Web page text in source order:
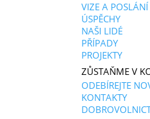
VIZE A POSLÁNÍ
ÚSPĚCHY
NAŠI LIDÉ
PŘÍPADY
PROJEKTY
ZŮSTAŇME V
ODEBÍREJTE
KONTAKTY